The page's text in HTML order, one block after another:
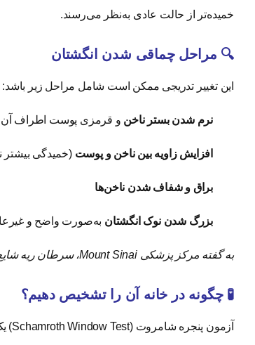
خمیده‌تر از حالت عادی به‌نظر می‌رسند.
🔍 مراحل چماقی شدن انگشتان
این تغییر تدریجی ممکن است شامل مراحل زیر باشد:
نرم شدن بستر ناخن و قرمزی پوست اطراف آن
افزایش زاویه بین ناخن و پوست (خمیدگی بیشتر
براق و شفاف شدن ناخن‌ها
بزرگ شدن نوک انگشتان به‌صورت واضح و
به گفته مرکز پزشکی Mount Sinai، سرطان ریه شایع‌ترین علت غیرارثی چماقی شدن انگشتان است.
🧪 چگونه در خانه آن را تشخیص دهیم؟
آزمون پنجره شامروت (Schamroth Window Test) یک روش ساده خانگی برای تشخیص اولیه این وضعیت است: